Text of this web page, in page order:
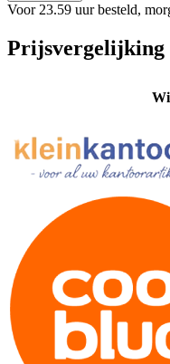
Voor 23.59 uur besteld,
Prijsvergelijking